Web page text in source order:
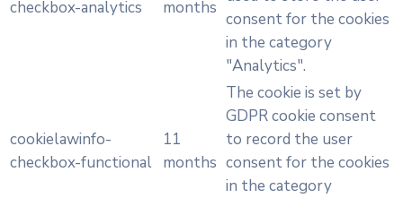
checkbox-analytics
months
consent for the cookies
in the category
"Analytics".
cookielawinfo-
checkbox-functional
11
months
The cookie is set by
GDPR cookie consent
to record the user
consent for the cookies
in the category